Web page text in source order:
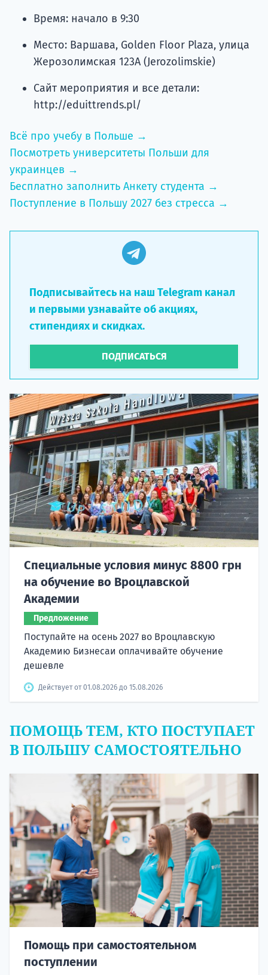
Время: начало в 9:30
Место: Варшава, Golden Floor Plaza, улица
Жерозолимская 123А (Jerozolimskie)
Сайт мероприятия и все детали:
http://eduittrends.pl/
Всё про учебу в Польше →
Посмотреть университеты Польши для
украинцев →
Бесплатно заполнить Анкету студента →
Поступление в Польшу 2027 без стресса →
Подписывайтесь на наш Telegram канал
и первыми узнавайте об акциях,
стипендиях и скидках.
ПОДПИСАТЬСЯ
Специальные условия минус 8800 грн
на обучение во Вроцлавской
Академии
Предложение
Поступайте на осень 2027 во Вроцлавскую
Академию Бизнесаи оплачивайте обучение
дешевле
Действует от 01.08.2026 до 15.08.2026
ПОМОЩЬ ТЕМ, КТО ПОСТУПАЕТ
В ПОЛЬШУ САМОСТОЯТЕЛЬНО
Помощь при самостоятельном
поступлении